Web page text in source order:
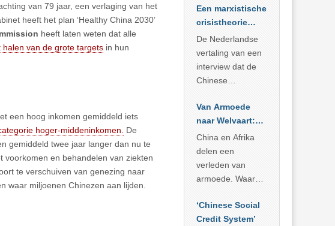
van 79 jaar, een verlaging van het
heeft het plan ‘Healthy China 2030’
heeft laten weten dat alle
van de grote targets in hun
een hoog inkomen gemiddeld iets
hoger-middeninkomen. De
gemiddeld twee jaar langer dan nu te
voorkomen en behandelen van ziekten
te verschuiven van genezing naar
waar miljoenen Chinezen aan lijden.
Een marxistische
crisistheorie
voor vandaag
De Nederlandse
vertaling van een
interview dat de
Chinese
Sociale
Wetenschappen
afnam van de
Britse
marxistische
econoom Michael
zien dat
… >> lees meer
Van Armoede
naar Welvaart:
Wat Afrika kan
leren van
China’s
economisch
China en Afrika
delen een
verleden van
armoede. Waar
voorbije veertig
jaar in slaagde
‘Chinese Social
Credit System’